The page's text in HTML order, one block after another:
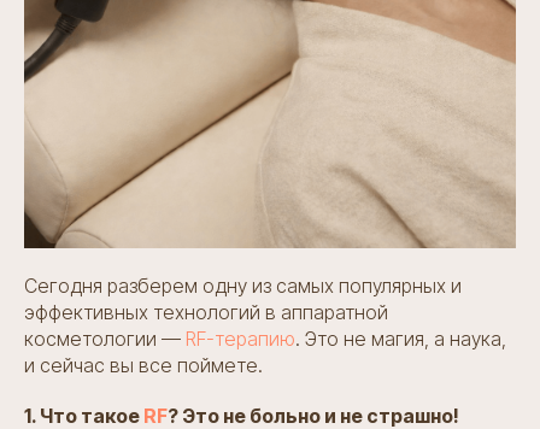
Сегодня разберем одну из самых популярных и
эффективных технологий в аппаратной
косметологии — RF-терапию. Это не магия, а наука,
и сейчас вы все поймете.
1. Что такое RF? Это не больно и не страшно!